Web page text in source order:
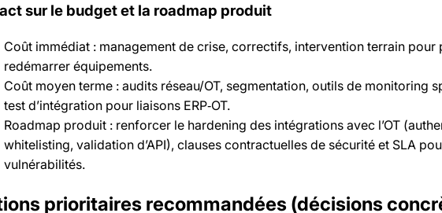
sur le budget et la roadmap produit
Coût immédiat : management de crise, correctifs, intervention terrain pour
redémarrer équipements.
Coût moyen terme : audits réseau/OT, segmentation, outils de monitoring
test d’intégration pour liaisons ERP‑OT.
Roadmap produit : renforcer le hardening des intégrations avec l’OT
whitelisting, validation d’API), clauses contractuelles de sécurité et SLA
vulnérabilités.
prioritaires recommandées (décisions